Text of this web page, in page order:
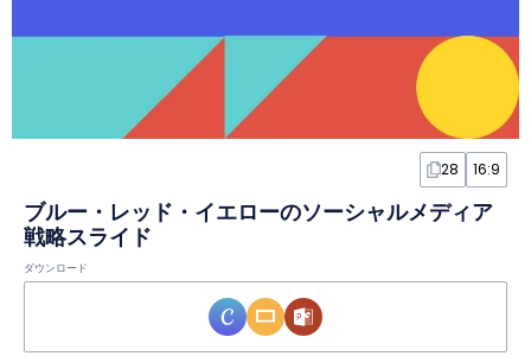
28 16:9
ブルー・レッド・イエローのソーシャルメディア
戦略スライド
ダウンロード